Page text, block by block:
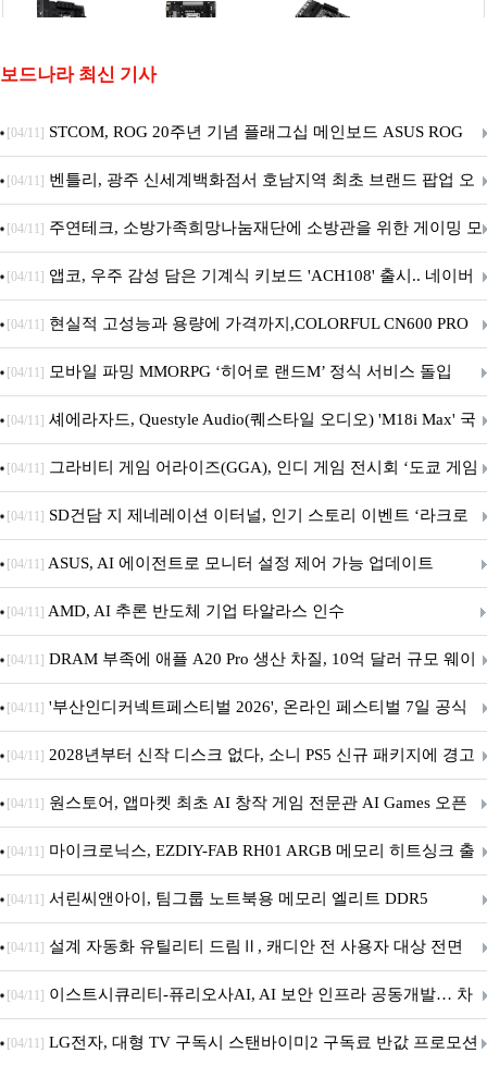
보드나라 최신 기사
[04/11] STCOM, ROG 20주년 기념 플래그십 메인보드 ASUS ROG
Crosshair X870E EDITION 20 국내 출시 예정
[04/11] 벤틀리, 광주 신세계백화점서 호남지역 최초 브랜드 팝업 오
픈
[04/11] 주연테크, 소방가족희망나눔재단에 소방관을 위한 게이밍 모
니터·스마트 펫 침대 기부
[04/11] 앱코, 우주 감성 담은 기계식 키보드 'ACH108' 출시.. 네이버
브랜드데이 기획전 진행
[04/11] 현실적 고성능과 용량에 가격까지,COLORFUL CN600 PRO
M.2 NVMe 디앤디컴 1TB
[04/11] 모바일 파밍 MMORPG ‘히어로 랜드M’ 정식 서비스 돌입
[04/11] 셰에라자드, Questyle Audio(퀘스타일 오디오) 'M18i Max' 국
내 정식 출시
[04/11] 그라비티 게임 어라이즈(GGA), 인디 게임 전시회 ‘도쿄 게임
던전 13’ 참가!
[04/11] SD건담 지 제네레이션 이터널, 인기 스토리 이벤트 ‘라크로
아의 용사’ 재개최 및 풍성한 기념 이벤트 실시!
[04/11] ASUS, AI 에이전트로 모니터 설정 제어 가능 업데이트
[04/11] AMD, AI 추론 반도체 기업 타알라스 인수
[04/11] DRAM 부족에 애플 A20 Pro 생산 차질, 10억 달러 규모 웨이
퍼 대기
[04/11] '부산인디커넥트페스티벌 2026', 온라인 페스티벌 7일 공식
개막... 22일간 진행
[04/11] 2028년부터 신작 디스크 없다, 소니 PS5 신규 패키지에 경고
문 추가
[04/11] 원스토어, 앱마켓 최초 AI 창작 게임 전문관 AI Games 오픈
[04/11] 마이크로닉스, EZDIY-FAB RH01 ARGB 메모리 히트싱크 출
시
[04/11] 서린씨앤아이, 팀그룹 노트북용 메모리 엘리트 DDR5
5600MHz 16GB 출시
[04/11] 설계 자동화 유틸리티 드림Ⅱ, 캐디안 전 사용자 대상 전면
무상 배포
[04/11] 이스트시큐리티-퓨리오사AI, AI 보안 인프라 공동개발… 차
세대 AI 보안 플랫폼 구축
[04/11] LG전자, 대형 TV 구독시 스탠바이미2 구독료 반값 프로모션